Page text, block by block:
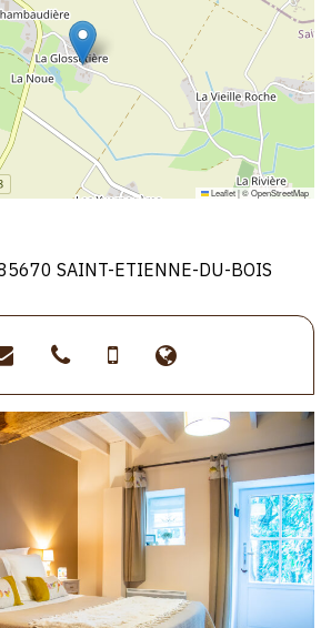
Leaflet|©OpenStreetMap
SAINT-ETIENNE-DU-BOIS
chambres-
gite@lacloserie-
vendee.fr
>02
51
40
70
>06
88
30
42
08
>http://
vendee.fr